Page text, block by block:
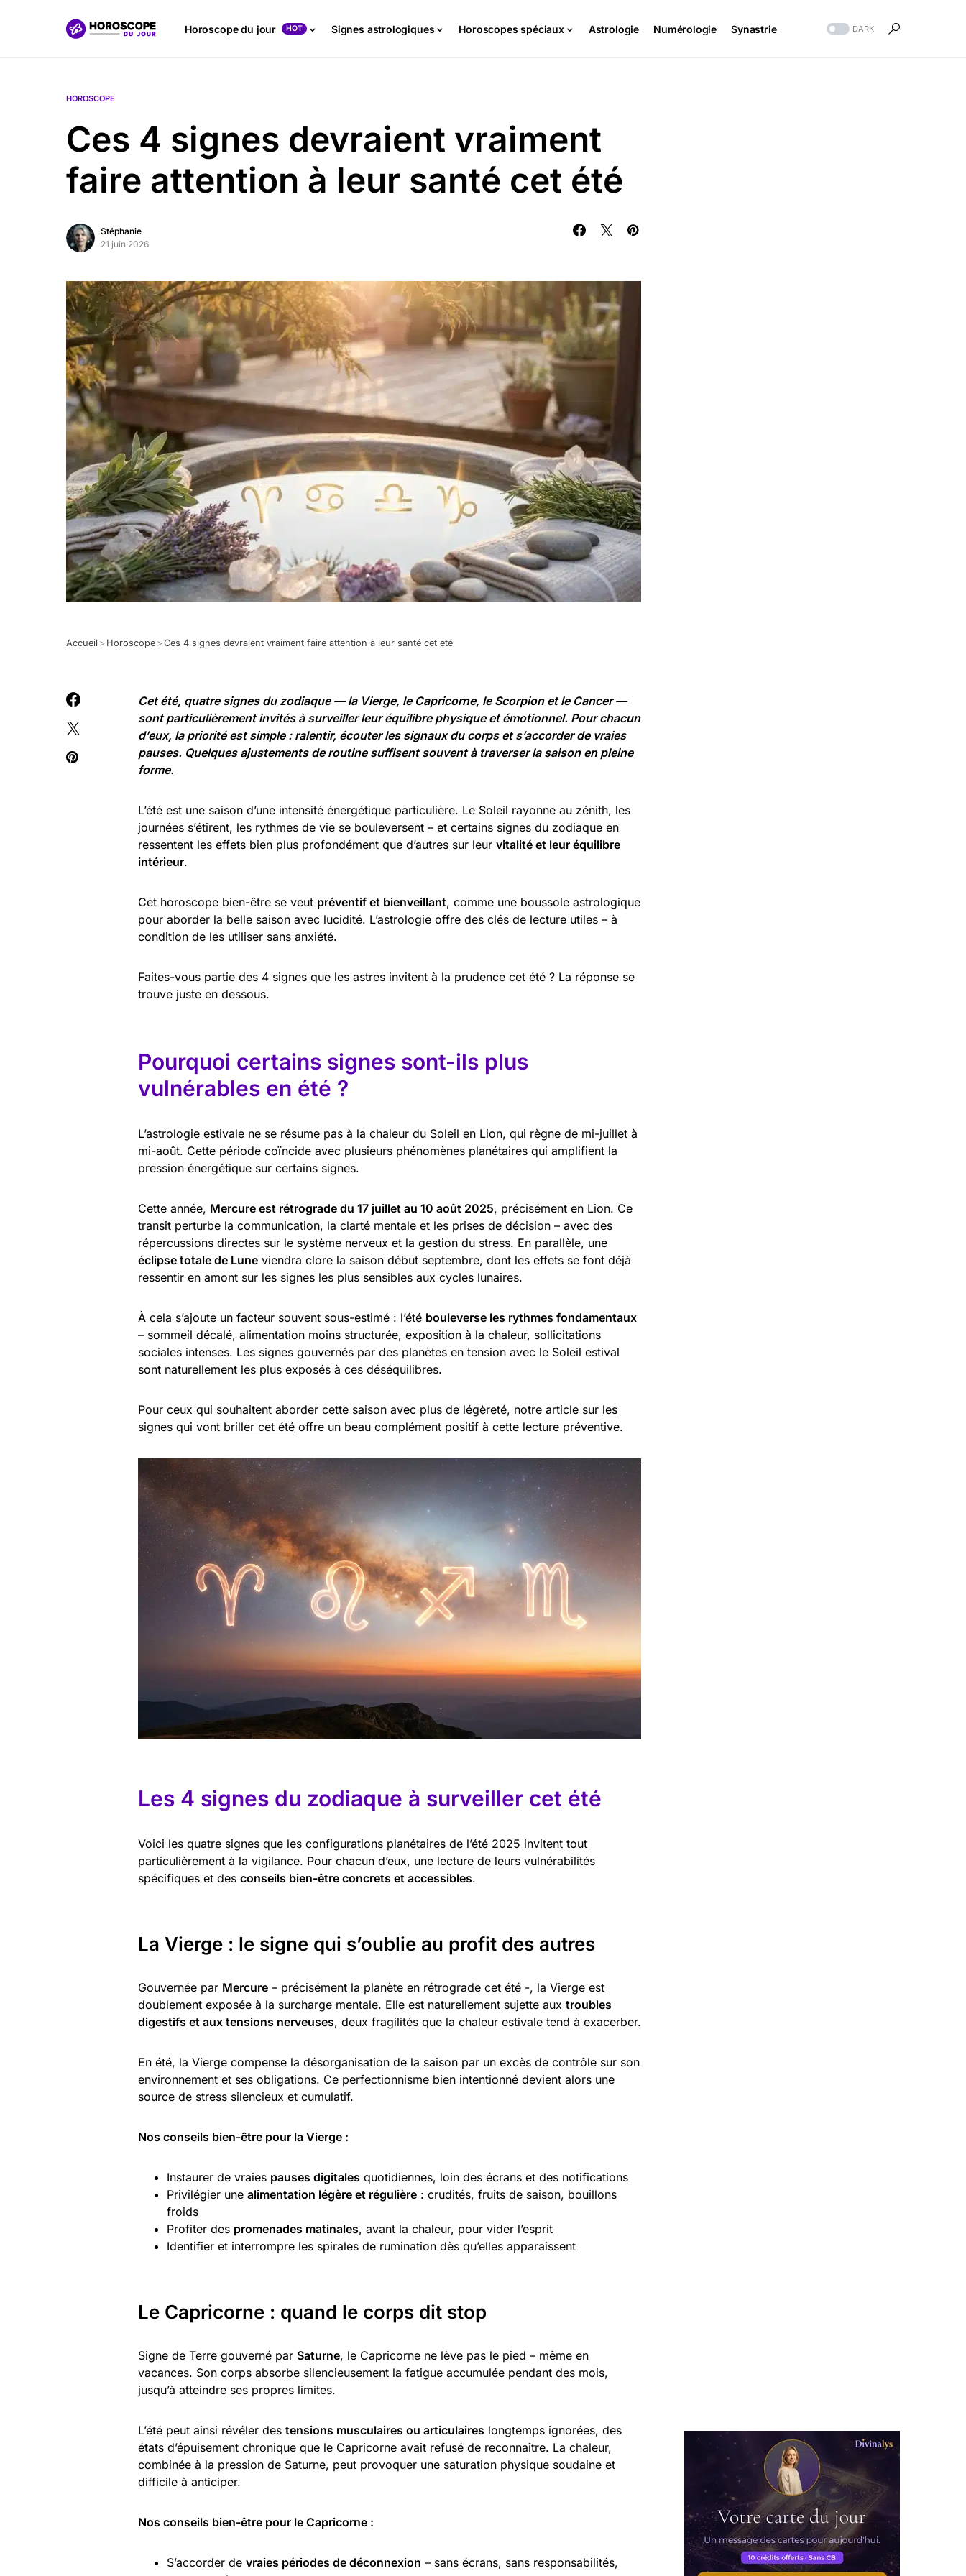
Horoscope du jour HOT Signes astrologiques Horoscopes spéciaux Astrologie Numérologie Synastrie DARK
HOROSCOPE
Ces 4 signes devraient vraiment
faire attention à leur santé cet été
Stéphanie
21 juin 2026
Accueil > Horoscope >Ces 4 signes devraient vraiment faire attention à leur santé cet été
Cet été, quatre signes du zodiaque — la Vierge, le Capricorne, le Scorpion et le Cancer —
sont particulièrement invités à surveiller leur équilibre physique et émotionnel. Pour chacun
d’eux, la priorité est simple : ralentir, écouter les signaux du corps et s’accorder de vraies
pauses. Quelques ajustements de routine suffisent souvent à traverser la saison en pleine
forme.
L’été est une saison d’une intensité énergétique particulière. Le Soleil rayonne au zénith, les
journées s’étirent, les rythmes de vie se bouleversent – et certains signes du zodiaque en
ressentent les effets bien plus profondément que d’autres sur leur vitalité et leur équilibre
intérieur.
Cet horoscope bien-être se veut préventif et bienveillant, comme une boussole astrologique
pour aborder la belle saison avec lucidité. L’astrologie offre des clés de lecture utiles – à
condition de les utiliser sans anxiété.
Faites-vous partie des 4 signes que les astres invitent à la prudence cet été ? La réponse se
trouve juste en dessous.
Pourquoi certains signes sont-ils plus
vulnérables en été ?
L’astrologie estivale ne se résume pas à la chaleur du Soleil en Lion, qui règne de mi-juillet à
mi-août. Cette période coïncide avec plusieurs phénomènes planétaires qui amplifient la
pression énergétique sur certains signes.
Cette année, Mercure est rétrograde du 17 juillet au 10 août 2025, précisément en Lion. Ce
transit perturbe la communication, la clarté mentale et les prises de décision – avec des
répercussions directes sur le système nerveux et la gestion du stress. En parallèle, une
éclipse totale de Lune viendra clore la saison début septembre, dont les effets se font déjà
ressentir en amont sur les signes les plus sensibles aux cycles lunaires.
À cela s’ajoute un facteur souvent sous-estimé : l’été bouleverse les rythmes fondamentaux
– sommeil décalé, alimentation moins structurée, exposition à la chaleur, sollicitations
sociales intenses. Les signes gouvernés par des planètes en tension avec le Soleil estival
sont naturellement les plus exposés à ces déséquilibres.
Pour ceux qui souhaitent aborder cette saison avec plus de légèreté, notre article sur les
signes qui vont briller cet été offre un beau complément positif à cette lecture préventive.
Les 4 signes du zodiaque à surveiller cet été
Voici les quatre signes que les configurations planétaires de l’été 2025 invitent tout
particulièrement à la vigilance. Pour chacun d’eux, une lecture de leurs vulnérabilités
spécifiques et des conseils bien-être concrets et accessibles.
La Vierge : le signe qui s’oublie au profit des autres
Gouvernée par Mercure – précisément la planète en rétrograde cet été -, la Vierge est
doublement exposée à la surcharge mentale. Elle est naturellement sujette aux troubles
digestifs et aux tensions nerveuses, deux fragilités que la chaleur estivale tend à exacerber.
En été, la Vierge compense la désorganisation de la saison par un excès de contrôle sur son
environnement et ses obligations. Ce perfectionnisme bien intentionné devient alors une
source de stress silencieux et cumulatif.
Nos conseils bien-être pour la Vierge :
Instaurer de vraies pauses digitales quotidiennes, loin des écrans et des notifications
Privilégier une alimentation légère et régulière : crudités, fruits de saison, bouillons
froids
Profiter des promenades matinales, avant la chaleur, pour vider l’esprit
Identifier et interrompre les spirales de rumination dès qu’elles apparaissent
Le Capricorne : quand le corps dit stop
Signe de Terre gouverné par Saturne, le Capricorne ne lève pas le pied – même en
vacances. Son corps absorbe silencieusement la fatigue accumulée pendant des mois,
jusqu’à atteindre ses propres limites.
L’été peut ainsi révéler des tensions musculaires ou articulaires longtemps ignorées, des
états d’épuisement chronique que le Capricorne avait refusé de reconnaître. La chaleur,
combinée à la pression de Saturne, peut provoquer une saturation physique soudaine et
difficile à anticiper.
Nos conseils bien-être pour le Capricorne :
S’accorder de vraies périodes de déconnexion – sans écrans, sans responsabilités,